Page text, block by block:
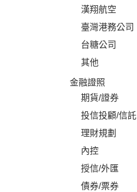
漢翔航空
臺灣港務公司
台糖公司
其他
金融證照
期貨/證券
投信投顧/信託
理財規劃
內控
授信/外匯
債券/票券